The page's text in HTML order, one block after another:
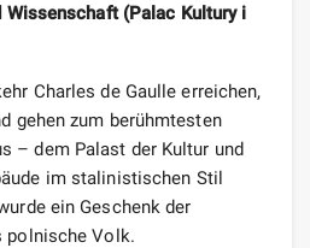
(Palac Kultury i
Charles de Gaulle erreichen,
gehen zum berühmtesten
– dem Palast der Kultur und
im stalinistischen Stil
ein Geschenk der
polnische Volk.